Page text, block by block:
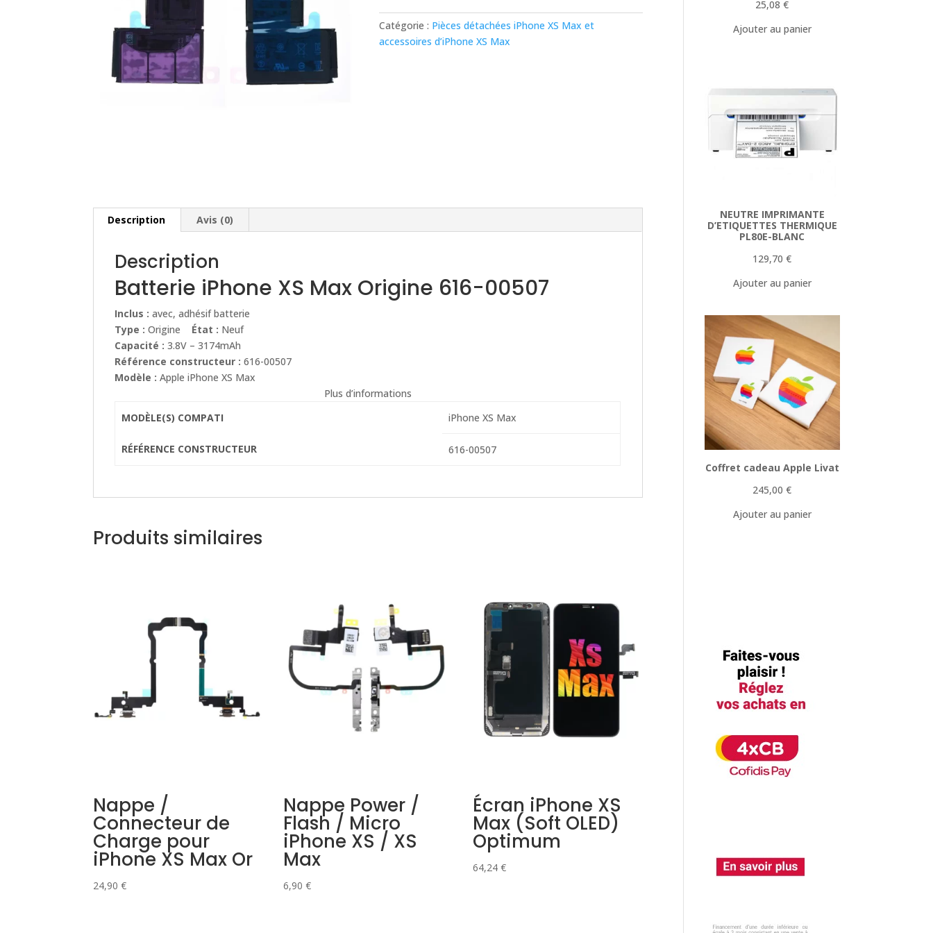
XS
Max
Catégorie : Pièces détachées iPhone XS Max et
accessoires d’iPhone XS Max
Description Avis (0)
Description
Batterie iPhone XS Max Origine 616-00507
Inclus :avec, adhésif batterie
Type : Origine État : Neuf
Capacité : 3.8V – 3174mAh
Référence constructeur :616-00507
Modèle :Apple iPhone XS Max
Plus d’informations
MODÈLE(S) COMPATI
iPhone XS Max
RÉFÉRENCE CONSTRUCTEUR 616-00507
Produits similaires
Nappe /
Connecteur de
Charge pour
iPhone XS Max Or
24,90€
Nappe Power /
Flash / Micro
iPhone XS / XS
Max
6,90 €
Écran iPhone XS
Max (Soft OLED)
Optimum
64,24€
25,08€
Ajouter au panier
NEUTRE IMPRIMANTE
D’ETIQUETTES THERMIQUE
PL80E-BLANC
129,70€
Ajouter au panier
Coffret cadeau Apple Livat
245,00€
Ajouter au panier